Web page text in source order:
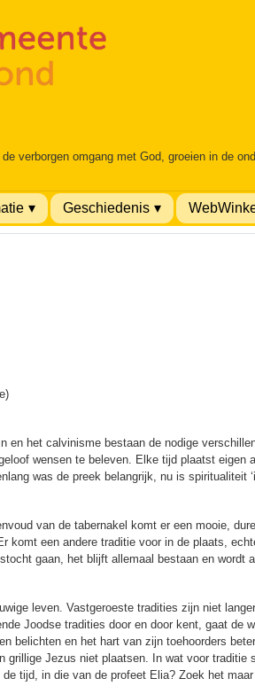
verborgen omgang met God, groeien in de
Geschiedenis
het calvinisme bestaan de nodige
wensen te beleven. Elke tijd plaatst eigen
was de preek belangrijk, nu is spiritualiteit
van de tabernakel komt er een mooie,
een andere traditie voor in de plaats,
gaan, het blijft allemaal bestaan en wordt
leven. Vastgeroeste tradities zijn niet
Joodse tradities door en door kent, gaat de
belichten en het hart van zijn toehoorders
grillige Jezus niet plaatsen. In wat voor traditie
tijd, in die van de profeet Elia? Zoek het